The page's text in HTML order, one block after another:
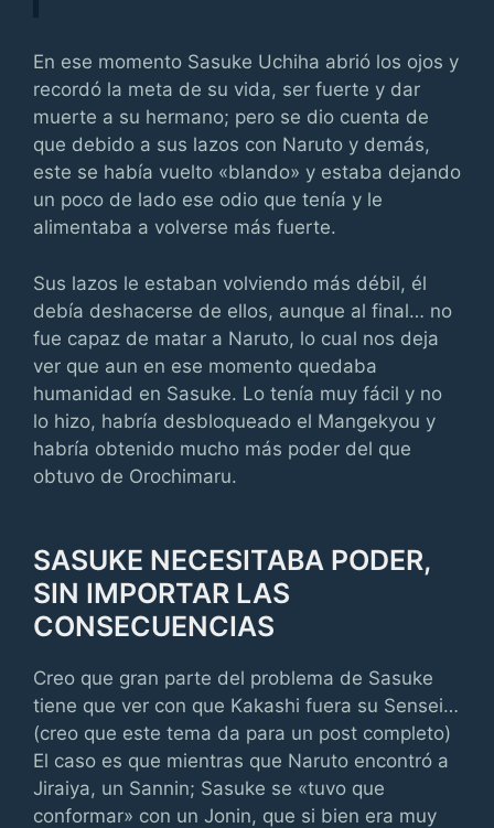
En ese momento Sasuke Uchiha abrió los ojos y
recordó la meta de su vida, ser fuerte y dar
muerte a su hermano; pero se dio cuenta de
que debido a sus lazos con Naruto y demás,
este se había vuelto «blando» y estaba dejando
un poco de lado ese odio que tenía y le
alimentaba a volverse más fuerte.
Sus lazos le estaban volviendo más débil, él
debía deshacerse de ellos, aunque al final… no
fue capaz de matar a Naruto, lo cual nos deja
ver que aun en ese momento quedaba
humanidad en Sasuke. Lo tenía muy fácil y no
lo hizo, habría desbloqueado el Mangekyou y
habría obtenido mucho más poder del que
obtuvo de Orochimaru.
SASUKE NECESITABA PODER,
SIN IMPORTAR LAS
CONSECUENCIAS
Creo que gran parte del problema de Sasuke
tiene que ver con que Kakashi fuera su Sensei…
(creo que este tema da para un post completo)
El caso es que mientras que Naruto encontró a
Jiraiya, un Sannin; Sasuke se «tuvo que
conformar» con un Jonin, que si bien era muy